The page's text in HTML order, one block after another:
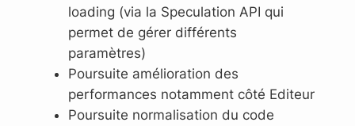
loading (via la Speculation API qui
permet de gérer différents
paramètres)
Poursuite amélioration des
performances notamment côté Editeur
Poursuite normalisation du code